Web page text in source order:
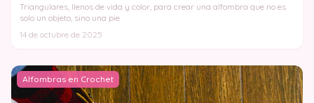
Triangulares, llenos de vida y color, para crear una alfombra que no es
solo un objeto, sino una pie
14 de octubre de 2025
Alfombras en Crochet